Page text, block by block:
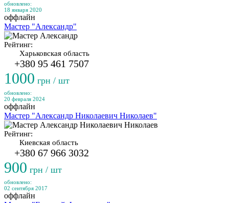
обновлено:
18 января 2020
оффлайн
Мастер "Александр"
Рейтинг:
Харьковская область
+380 95 461 7507
1000 грн / шт
обновлено:
20 февраля 2024
оффлайн
Мастер "Александр Николаевич Николаев"
Рейтинг:
Киевская область
+380 67 966 3032
900 грн / шт
обновлено:
02 сентября 2017
оффлайн